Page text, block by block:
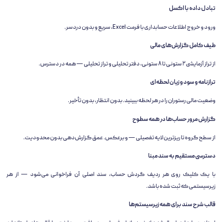
تبادل داده با اکسل
ورود و خروج اطلاعات حسابداری با فرمت Excel، سریع و بدون دردسر.
طیف کامل گزارش‌های مالی
از تراز آزمایشی ۲ ستونی تا ۸ ستونی، دفتر تحلیلی و تراز تحلیلی — همه در دسترس.
ترازنامه و سود و زیان لحظه‌ای
وضعیت مالی رستوران را در هر لحظه ببینید. بدون انتظار، بدون تأخیر.
گزارش مرور حساب‌ها در همه سطوح
از سطح گروه تا ریزترین لایه تفصیلی — و برعکس. عمق گزارش‌دهی بدون محدودیت.
دسترسی مستقیم به سند مبنا
با یک کلیک روی هر ردیف گردش حساب، سند اصلی آن فراخوانی می‌شود — از هر
زیرسیستمی که ثبت شده باشد.
قالب شرح سند برای همه زیرسیستم‌ها